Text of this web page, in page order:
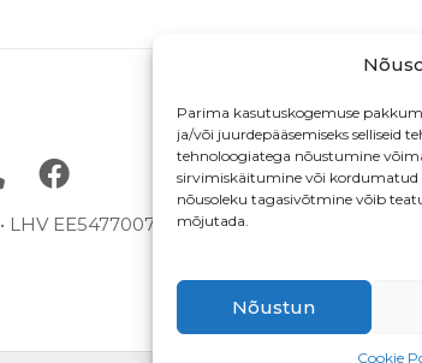
Parima kasutuskogemuse
ja/või juurdepääsemiseks selliseid
tehnoloogiatega nõustumine
sirvimiskäitumine või kordumatud
nõusoleku tagasivõtmine võib
mõjutada.
Nõustun
Cookie
• LHV EE547700771003878513